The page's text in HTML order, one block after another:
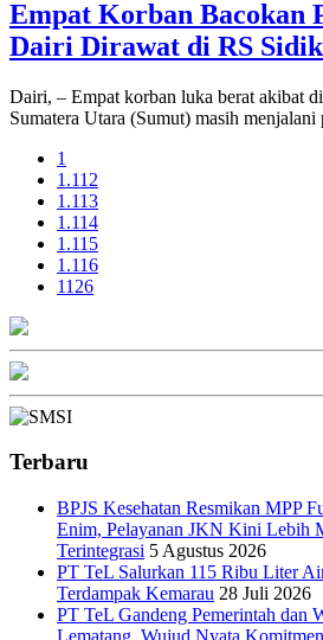
Empat Korban Bacokan
Dairi Dirawat di RS
Dairi, – Empat korban luka berat akibat
Sumatera Utara (Sumut) masih
1
1.112
1.113
1.114
1.115
1.116
1126
Terbaru
BPJS Kesehatan Resmikan MPP
Enim, Pelayanan JKN Kini Lebih
Terintegrasi 5 Agustus 2026
PT TeL Salurkan 115 Ribu Liter
Terdampak Kemarau 28 Juli 2026
PT TeL Gandeng Pemerintah dan
Lematang, Wujud Nyata